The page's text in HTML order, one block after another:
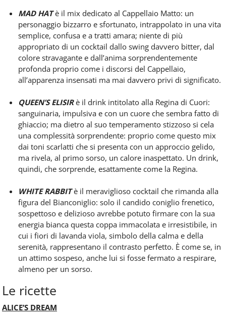
MAD HAT è il mix dedicato al Cappellaio Matto: un
personaggio bizzarro e sfortunato, intrappolato in una vita
semplice, confusa e a tratti amara; niente di più
appropriato di un cocktail dallo swing davvero bitter, dal
colore stravagante e dall’anima sorprendentemente
profonda proprio come i discorsi del Cappellaio,
all’apparenza insensati ma mai davvero privi di significato.
QUEEN’S ELISIRè il drink intitolato alla Regina di Cuori:
sanguinaria, impulsiva e con un cuore che sembra fatto di
ghiaccio; ma dietro al suo temperamento stizzoso si cela
una complessità sorprendente: proprio come questo mix
dai toni scarlatti che si presenta con un approccio gelido,
ma rivela, al primo sorso, un calore inaspettato. Un drink,
quindi, che sorprende, esattamente come la Regina.
WHITE RABBITè il meraviglioso cocktail che rimanda alla
figura del Bianconiglio: solo il candido coniglio frenetico,
sospettoso e delizioso avrebbe potuto firmare con la sua
energia bianca questa coppa immacolata e irresistibile, in
cui i fiori di lavanda viola, simbolo della calma e della
serenità, rappresentano il contrasto perfetto. È come se, in
un attimo sospeso, anche lui si fosse fermato a respirare,
almeno per un sorso.
Le ricette
ALICE’S DREAM